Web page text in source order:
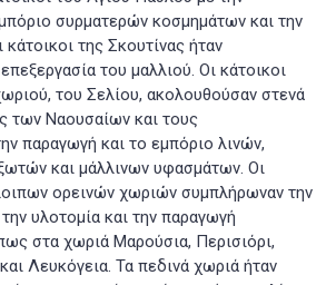
συρματερών κοσμημάτων και την
κάτοικοι της Σκουτίνας ήταν
του μαλλιού. Οι κάτοικοι
του Σελίου, ακολουθούσαν στενά
των Ναουσαίων και τους
παραγωγή και το εμπόριο λινών,
και μάλλινων υφασμάτων. Οι
ορεινών χωριών συμπλήρωναν την
υλοτομία και την παραγωγή
στα χωριά Μαρούσια, Περισιόρι,
Λευκόγεια. Τα πεδινά χωριά ήταν